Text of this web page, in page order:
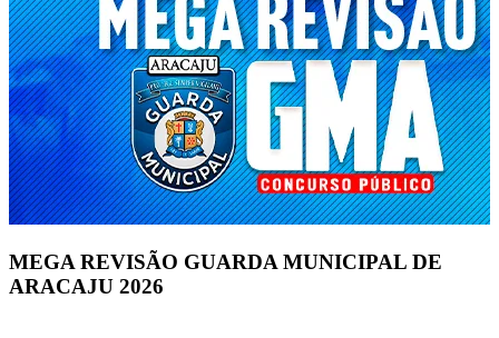
MEGA REVISÃO GUARDA MUNICIPAL DE
ARACAJU 2026